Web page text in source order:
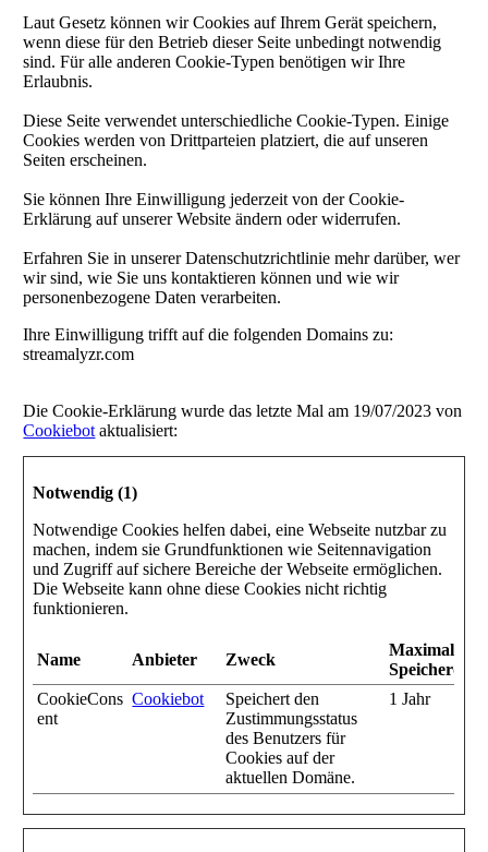
Laut Gesetz können wir Cookies auf Ihrem Gerät speichern,
wenn diese für den Betrieb dieser Seite unbedingt notwendig
sind. Für alle anderen Cookie-Typen benötigen wir Ihre
Erlaubnis.
Diese Seite verwendet unterschiedliche Cookie-Typen. Einige
Cookies werden von Drittparteien platziert, die auf unseren
Seiten erscheinen.
Sie können Ihre Einwilligung jederzeit von der Cookie-
Erklärung auf unserer Website ändern oder widerrufen.
Erfahren Sie in unserer Datenschutzrichtlinie mehr darüber, wer
wir sind, wie Sie uns kontaktieren können und wie wir
personenbezogene Daten verarbeiten.
Ihre Einwilligung trifft auf die folgenden Domains zu:
streamalyzr.com
Die Cookie-Erklärung wurde das letzte Mal am 19/07/2023 von
Cookiebot aktualisiert:
Notwendig (1)
Notwendige Cookies helfen dabei, eine Webseite nutzbar zu
machen, indem sie Grundfunktionen wie Seitennavigation
und Zugriff auf sichere Bereiche der Webseite ermöglichen.
Die Webseite kann ohne diese Cookies nicht richtig
funktionieren.
Name Anbieter Zweck
Maximale
CookieCons
ent
Cookiebot
Speichert den
Zustimmungsstatus
des Benutzers für
Cookies auf der
aktuellen Domäne.
1 Jahr